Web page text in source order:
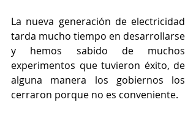
La nueva generación de electricidad
tarda mucho tiempo en desarrollarse
y hemos sabido de muchos
experimentos que tuvieron éxito, de
alguna manera los gobiernos los
cerraron porque no es conveniente.